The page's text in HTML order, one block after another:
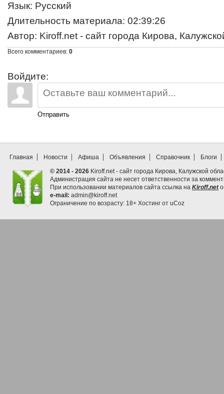
Язык: Русский
Длительность материала: 02:39:26
Автор: Kiroff.net - сайт города Кирова,
Всего комментариев: 0
Войдите:
Отправить
Главная Новости Афиша Объявления Справочник
Блоги
© 2014 - 2026 Kiroff.net - сайт города Кирова, Калужской
Администрация сайта не несет ответственности за
При использовании материалов сайта ссылка на Kiroff.net
e-mail: admin@kiroff.net
Ограничение по возрасту: 18+ Хостинг от uCoz